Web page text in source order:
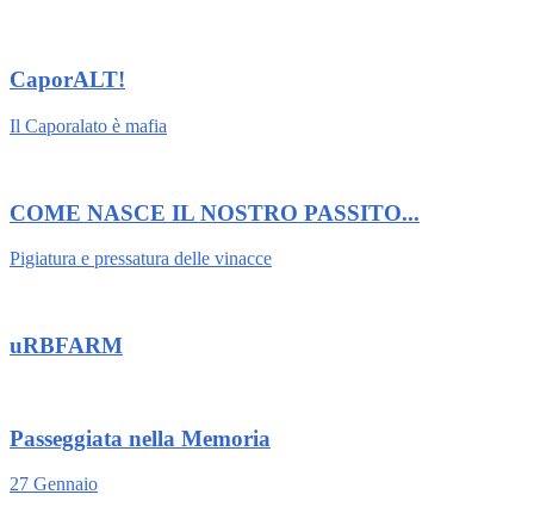
CaporALT!
Il Caporalato è mafia
COME NASCE IL NOSTRO PASSITO...
Pigiatura e pressatura delle vinacce
uRBFARM
Passeggiata nella Memoria
27 Gennaio